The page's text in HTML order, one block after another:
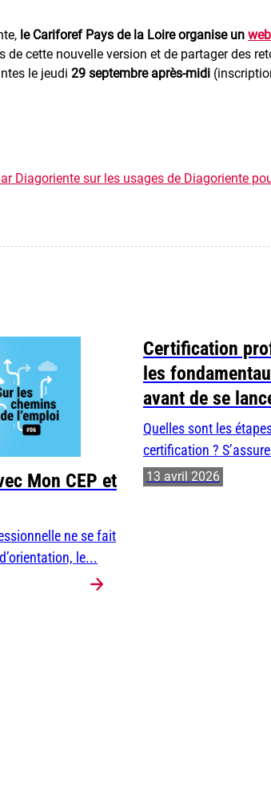
le Cariforef Pays de la Loire organise un
cette nouvelle version et de partager des
le jeudi 29 septembre après-midi
Diagoriente sur les usages de Diagoriente
Mon CEP et
ne se fait
le...
Certification
les
avant de se
Quelles sont les
certification ?
13 avril 2026